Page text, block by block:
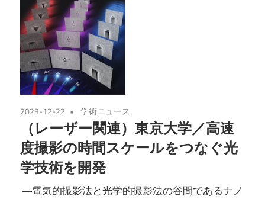
2023-12-22 学術ニュース
（レーザー関連）東京大学／高速
度撮影の時間スケールをつなぐ光
学技術を開発
―電気的撮影法と光学的撮影法の谷間であるナノ